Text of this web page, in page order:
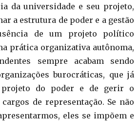
da universidade e seu projeto,
a estrutura de poder e a gestão
de um projeto político
prática organizativa autônoma,
sempre acabam sendo
burocráticas, que já
do poder e de gerir o
de representação. Se não
eles se impõem e